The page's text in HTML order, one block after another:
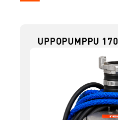
UPPOPUMPPU